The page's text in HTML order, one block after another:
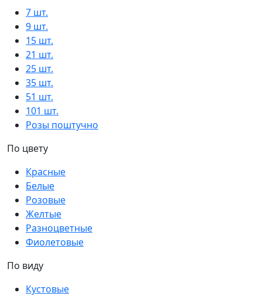
7 шт.
9 шт.
15 шт.
21 шт.
25 шт.
35 шт.
51 шт.
101 шт.
Розы поштучно
По цвету
Красные
Белые
Розовые
Желтые
Разноцветные
Фиолетовые
По виду
Кустовые